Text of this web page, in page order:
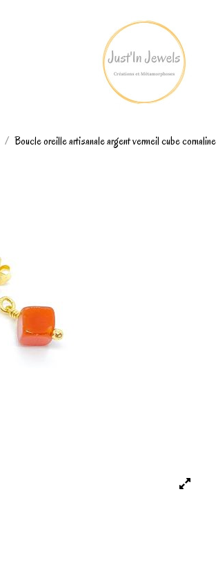
Boucle oreille artisanale argent vermeil cube cornaline